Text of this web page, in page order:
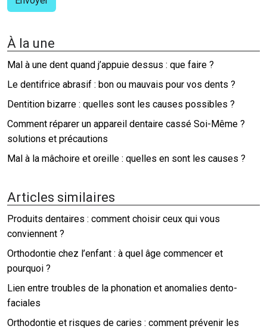
À la une
Mal à une dent quand j’appuie dessus : que faire ?
Le dentifrice abrasif : bon ou mauvais pour vos dents ?
Dentition bizarre : quelles sont les causes possibles ?
Comment réparer un appareil dentaire cassé Soi-Même ?
solutions et précautions
Mal à la mâchoire et oreille : quelles en sont les causes ?
Articles similaires
Produits dentaires : comment choisir ceux qui vous
conviennent ?
Orthodontie chez l’enfant : à quel âge commencer et
pourquoi ?
Lien entre troubles de la phonation et anomalies dento-
faciales
Orthodontie et risques de caries : comment prévenir les